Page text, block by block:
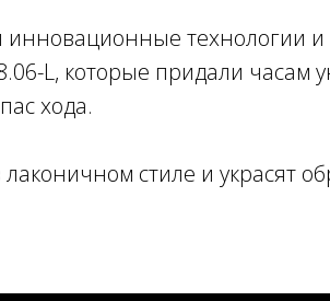
технологии и
L, которые придали часам
хода.
стиле и украсят